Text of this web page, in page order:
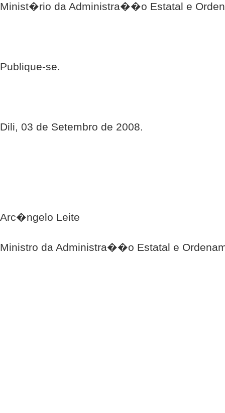
Minist�rio da Administra��o Estatal e
Publique-se.
Dili, 03 de Setembro de 2008.
Arc�ngelo Leite
Ministro da Administra��o Estatal e